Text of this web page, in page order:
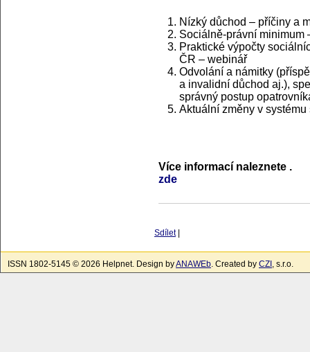
Nízký důchod – příčiny a
Sociálně-právní minimum
Praktické výpočty
ČR – webinář
Odvolání a námitky
a invalidní důchod aj.),
správný postup
Aktuální změny v
Více informací naleznete
zde
.
Sdílet
ISSN 1802-5145 © 2026 Helpnet. Design byANAWEb. Created by CZI , s.r.o.